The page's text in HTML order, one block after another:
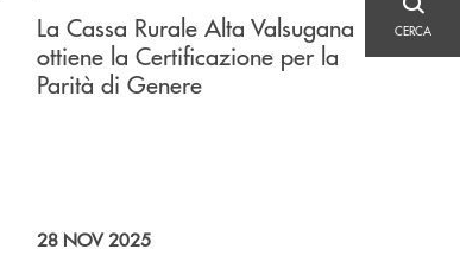
CERCA
CERCA
La Cassa Rurale Alta Valsugana
ottiene la Certificazione per la
Parità di Genere
28 NOV 2025